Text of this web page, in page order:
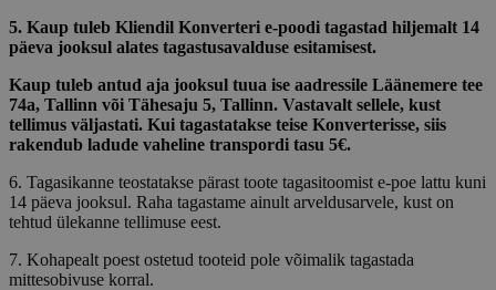
5. Kaup tuleb Kliendil Konverteri e-poodi tagastad hiljemalt 14
päeva jooksul alates tagastusavalduse esitamisest.
Kaup tuleb antud aja jooksul tuua ise aadressile Läänemere tee
74a, Tallinn või Tähesaju 5, Tallinn. Vastavalt sellele, kust
tellimus väljastati. Kui tagastatakse teise Konverterisse, siis
rakendub ladude vaheline transpordi tasu 5€.
6. Tagasikanne teostatakse pärast toote tagasitoomist e-poe lattu kuni
14 päeva jooksul. Raha tagastame ainult arveldusarvele, kust on
tehtud ülekanne tellimuse eest.
7. Kohapealt poest ostetud tooteid pole võimalik tagastada
mittesobivuse korral.